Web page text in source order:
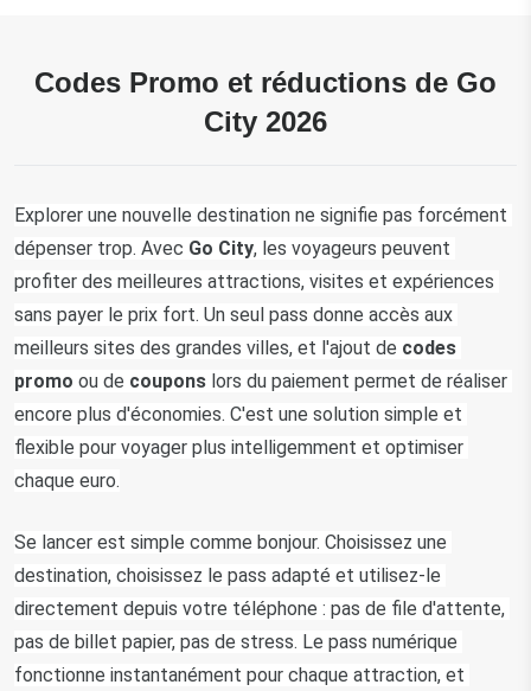
Codes Promo et réductions de Go
City 2026
Explorer une nouvelle destination ne signifie pas forcément
dépenser trop. Avec Go City, les voyageurs peuvent
profiter des meilleures attractions, visites et expériences
sans payer le prix fort. Un seul pass donne accès aux
meilleurs sites des grandes villes, et l'ajout de codes
promo ou de coupons lors du paiement permet de réaliser
encore plus d'économies. C'est une solution simple et
flexible pour voyager plus intelligemment et optimiser
chaque euro.
Se lancer est simple comme bonjour. Choisissez une
destination, choisissez le pass adapté et utilisez-le
directement depuis votre téléphone : pas de file d'attente,
pas de billet papier, pas de stress. Le pass numérique
fonctionne instantanément pour chaque attraction, et